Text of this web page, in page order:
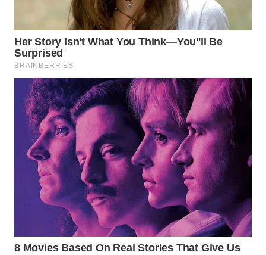
MANDALIKA
WN
LIKUPANG
WN
LABUANBAJO
WN
BORNEO
WAHANA